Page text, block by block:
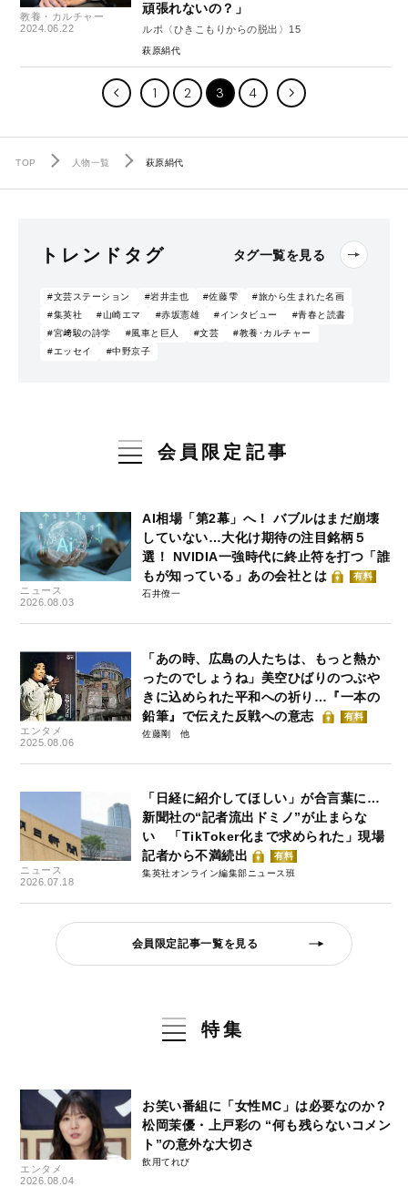
教養・カルチャー
2024.06.22
頑張れないの？」
ルポ〈ひきこもりからの脱出〉15
萩原絹代
1 2 3 4
TOP 人物一覧 萩原絹代
トレンドタグ タグ一覧を見る
#文芸ステーション #岩井圭也 #佐藤雫
#旅から生まれた名画
#集英社
#山崎エマ #赤坂憲雄 #インタビュー
#青春と読書
#宮﨑駿の詩学
#風車と巨人 #文芸
#教養･カルチャー
#エッセイ
#中野京子
会員限定記事
ニュース
2026.08.03
AI相場「第2幕」へ！ バブルはまだ崩壊
していない…大化け期待の注目銘柄５
選！ NVIDIA一強時代に終止符を打つ「誰
もが知っている」あの会社とは
有料
石井僚一
エンタメ
2025.08.06
「あの時、広島の人たちは、もっと熱か
ったのでしょうね」美空ひばりのつぶや
きに込められた平和への祈り…『一本の
鉛筆』で伝えた反戦への意志
有料
佐藤剛
ニュース
2026.07.18
「日経に紹介してほしい」が合言葉に…
新聞社の“記者流出ドミノ”が止まらな
い 「TikToker化まで求められた」現場
記者から不満続出
有料
集英社オンライン編集部ニュース班
会員限定記事一覧を見る
特集
エンタメ
2026.08.04
お笑い番組に「女性MC」は必要なのか？
松岡茉優・上戸彩の “何も残らないコメン
ト”の意外な大切さ
飲用てれび